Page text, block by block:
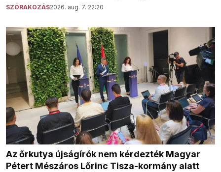
SZÓRAKOZÁS2026. aug. 7. 22:20
Az őrkutya újságírók nem kérdezték Magyar
Pétert Mészáros Lőrinc Tisza-kormány alatt